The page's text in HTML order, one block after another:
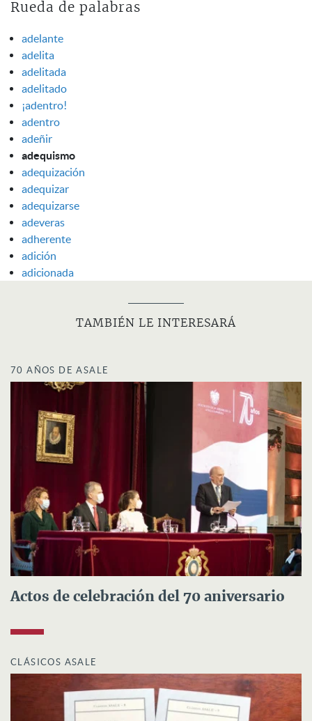
Rueda de palabras
adelante
adelita
adelitada
adelitado
¡adentro!
adentro
adeñir
adequismo
adequización
adequizar
adequizarse
adeveras
adherente
adición
adicionada
TAMBIÉN LE INTERESARÁ
70 AÑOS DE ASALE
Actos de celebración del 70 aniversario
CLÁSICOS ASALE